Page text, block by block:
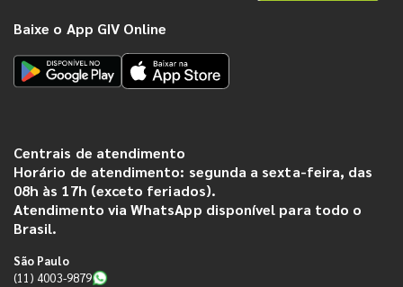
Baixe o App GIV Online
Centrais de atendimento
Horário de atendimento: segunda a sexta-feira, das
08h às 17h (exceto feriados).
Atendimento via WhatsApp disponível para todo o
Brasil.
São Paulo
(11) 4003-9879